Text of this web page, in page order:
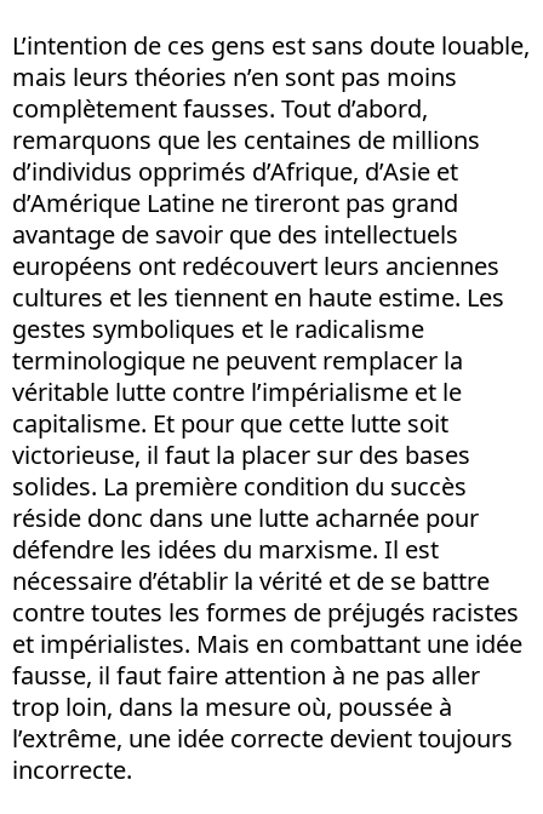
L’intention de ces gens est sans doute louable,
mais leurs théories n’en sont pas moins
complètement fausses. Tout d’abord,
remarquons que les centaines de millions
d’individus opprimés d’Afrique, d’Asie et
d’Amérique Latine ne tireront pas grand
avantage de savoir que des intellectuels
européens ont redécouvert leurs anciennes
cultures et les tiennent en haute estime. Les
gestes symboliques et le radicalisme
terminologique ne peuvent remplacer la
véritable lutte contre l’impérialisme et le
capitalisme. Et pour que cette lutte soit
victorieuse, il faut la placer sur des bases
solides. La première condition du succès
réside donc dans une lutte acharnée pour
défendre les idées du marxisme. Il est
nécessaire d’établir la vérité et de se battre
contre toutes les formes de préjugés racistes
et impérialistes. Mais en combattant une idée
fausse, il faut faire attention à ne pas aller
trop loin, dans la mesure où, poussée à
l’extrême, une idée correcte devient toujours
incorrecte.